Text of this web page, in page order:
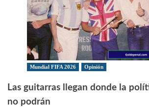
Mundial FIFA 2026 Opinión
Las guitarras llegan donde la
no podrán